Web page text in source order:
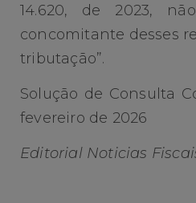
14.620, de 2023,
concomitante desses
tributação”.
Solução de Consulta
fevereiro de 2026
Editorial Noticias